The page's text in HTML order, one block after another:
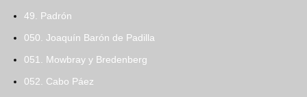
49. Padrón
050. Joaquín Barón de Padilla
051. Mowbray y Bredenberg
052. Cabo Páez